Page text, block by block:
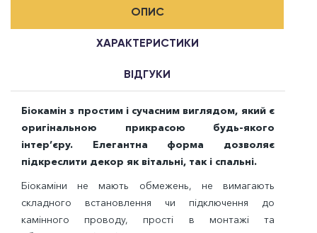
ОПИС
ХАРАКТЕРИСТИКИ
ВІДГУКИ
Біокамін з простим і сучасним виглядом, який є
оригінальною прикрасою будь-якого
інтер’єру. Елегантна форма дозволяє
підкреслити декор як вітальні, так і спальні.
Біокаміни не мають обмежень, не вимагають
складного встановлення чи підключення до
камінного проводу, прості в монтажі та